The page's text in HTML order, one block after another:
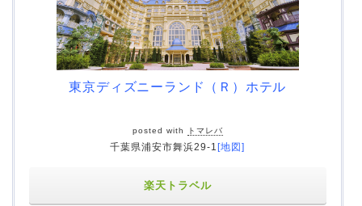
東京ディズニーランド（Ｒ）ホテル
posted with トマレバ
千葉県浦安市舞浜29-1 [地図]
楽天トラベル